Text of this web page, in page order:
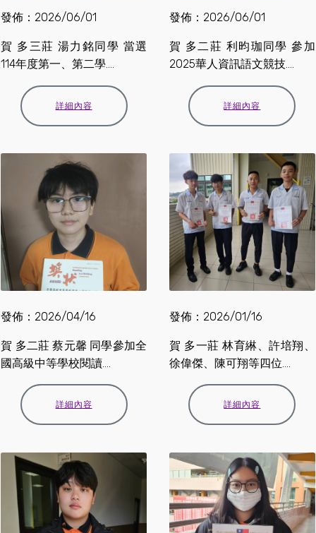
發佈：2026/06/01
賀 多三莊 湯力銘同學 當選
114年度第一、第二學....
詳細內容
發佈：2026/06/01
賀 多二莊 利昀珈同學 參加
2025華人資訊語文競技....
詳細內容
發佈：2026/04/16
賀 多二莊 蔡元馨 同學參加全
國高級中等學校閱讀....
詳細內容
發佈：2026/01/16
賀 多一莊 林育綝、許培翔、
徐偉傑、陳可翔等四位....
詳細內容